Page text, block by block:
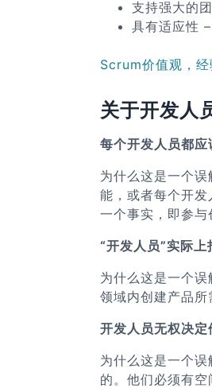
支持强大的
具有适应性
Scrum价值观， 经
关于开发人
每个开发人员都
为什么这是一个
能，或者每个开
一个事实，即参与
“开发人员”实际
为什么这是一个
领域内创建产品
开发人员无权决
为什么这是一个
的。他们必须有